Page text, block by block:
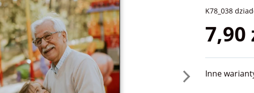
K78_038
7,90
Inne